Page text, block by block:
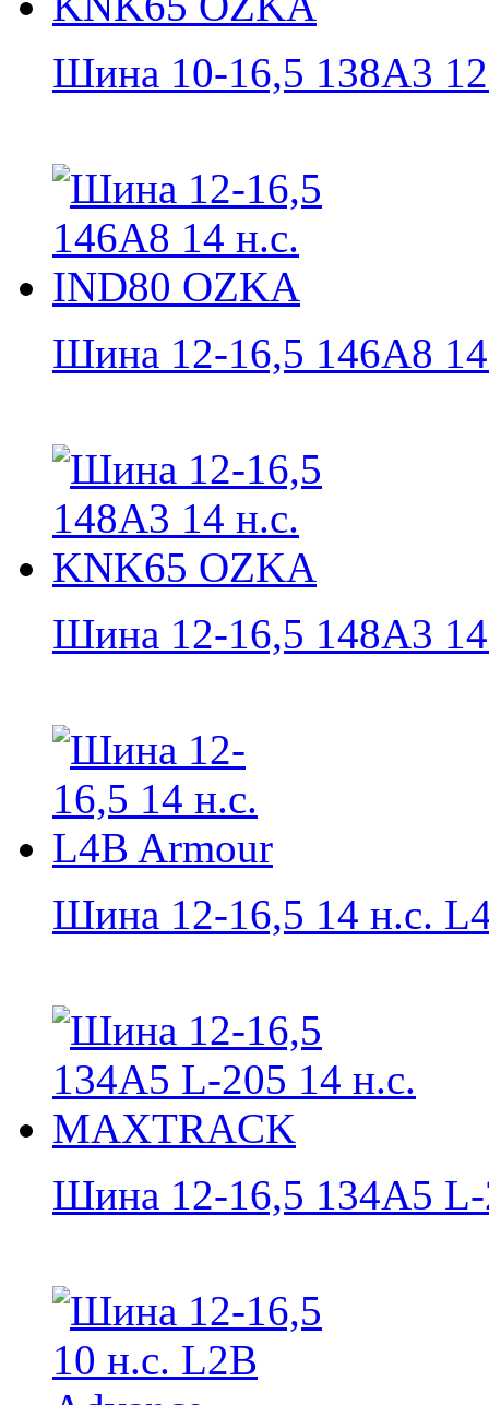
Шина 10-16,5 138A3
Шина 12-16,5 146А8
Шина 12-16,5 148A3
Шина 12-16,5 14 н.с.
Шина 12-16,5 134A5 L-